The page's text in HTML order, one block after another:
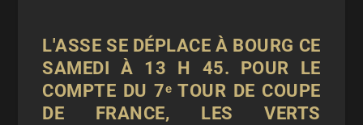
L'ASSE SE DÉPLACE À BOURG CE
SAMEDI À 13 H 45. POUR LE
COMPTE DU 7ᵉ TOUR DE COUPE
DE FRANCE, LES VERTS